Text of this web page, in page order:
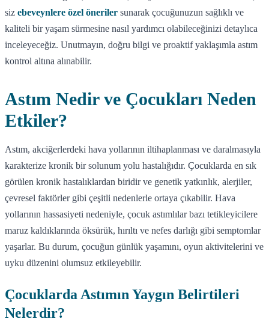
siz ebeveynlere özel öneriler sunarak çocuğunuzun sağlıklı ve
kaliteli bir yaşam sürmesine nasıl yardımcı olabileceğinizi detaylıca
inceleyeceğiz. Unutmayın, doğru bilgi ve proaktif yaklaşımla astım
kontrol altına alınabilir.
Astım Nedir ve Çocukları Neden
Etkiler?
Astım, akciğerlerdeki hava yollarının iltihaplanması ve daralmasıyla
karakterize kronik bir solunum yolu hastalığıdır. Çocuklarda en sık
görülen kronik hastalıklardan biridir ve genetik yatkınlık, alerjiler,
çevresel faktörler gibi çeşitli nedenlerle ortaya çıkabilir. Hava
yollarının hassasiyeti nedeniyle, çocuk astımlılar bazı tetikleyicilere
maruz kaldıklarında öksürük, hırıltı ve nefes darlığı gibi semptomlar
yaşarlar. Bu durum, çocuğun günlük yaşamını, oyun aktivitelerini ve
uyku düzenini olumsuz etkileyebilir.
Çocuklarda Astımın Yaygın Belirtileri
Nelerdir?